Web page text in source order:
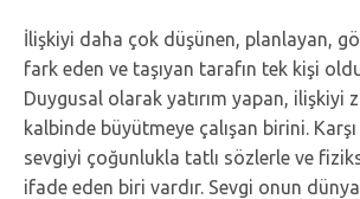
İlişkiyi daha çok düşünen, planlayan,
fark eden ve taşıyan tarafın tek kişi
Duygusal olarak yatırım yapan, ilişkiyi
kalbinde büyütmeye çalışan birini.
sevgiyi çoğunlukla tatlı sözlerle ve
ifade eden biri vardır. Sevgi onun